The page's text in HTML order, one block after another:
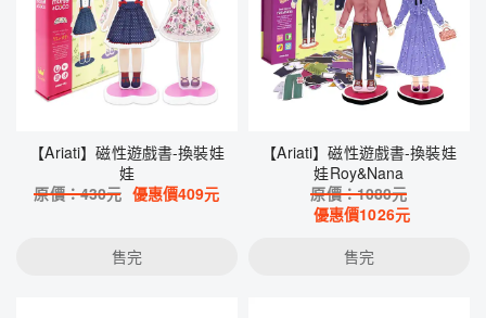
【Ariati】磁性遊戲書-換裝娃
娃
原價：430元 優惠價409元
售完
【Ariati】磁性遊戲書-換裝娃
娃Roy&Nana
原價：1080元
優惠價1026元
售完